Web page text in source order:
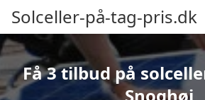
Solceller-på-tag-pris.dk
Få 3 tilbud på